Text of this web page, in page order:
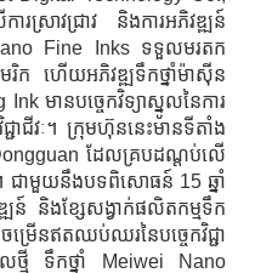
រស្រាវជ្រាវ និងការអភិវឌ្ឍន៍
Fine Inks ទទួលមរតក
េរិក ហើយអភិវឌ្ឍទឹកថ្នាំម៉ាស៊ីន
មានបច្ចេកវិទ្យាស្នូលនៃការ
ាជីវៈ។ ក្រុមហ៊ុននេះមានទីតាំង
ដែលគ្របដណ្តប់លើ
។ ជាមួយនឹងបទពិសោធន៍ 15 ឆ្នាំ
ឌ្ឍន៍ និងខ្សែសង្វាក់ផលិតកម្មទឹក
រើនឥតឈប់ឈរនៃបច្ចេកវិជ្ជា
ថ្មី ទឹកថ្នាំ Meiwei Nano